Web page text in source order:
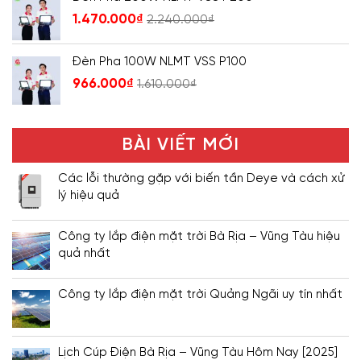
1.470.000₫ 2.240.000₫
Đèn Pha 100W NLMT VSS P100
966.000₫ 1.610.000₫
BÀI VIẾT MỚI
Các lỗi thường gặp với biến tần Deye và cách xử
lý hiệu quả
Công ty lắp điện mặt trời Bà Rịa – Vũng Tàu hiệu
quả nhất
Công ty lắp điện mặt trời Quảng Ngãi uy tín nhất
Lịch Cúp Điện Bà Rịa – Vũng Tàu Hôm Nay [2025]